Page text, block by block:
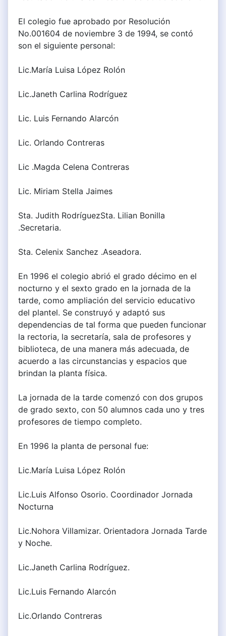
El colegio fue aprobado por Resolución
No.001604 de noviembre 3 de 1994, se contó
son el siguiente personal:
Lic.María Luisa López Rolón
Lic.Janeth Carlina Rodríguez
Lic. Luis Fernando Alarcón
Lic. Orlando Contreras
Lic .Magda Celena Contreras
Lic. Miriam Stella Jaimes
Sta. Judith RodríguezSta. Lilian Bonilla
.Secretaria.
Sta. Celenix Sanchez .Aseadora.
En 1996 el colegio abrió el grado décimo en el
nocturno y el sexto grado en la jornada de la
tarde, como ampliación del servicio educativo
del plantel. Se construyó y adaptó sus
dependencias de tal forma que pueden funcionar
la rectoria, la secretaría, sala de profesores y
biblioteca, de una manera más adecuada, de
acuerdo a las circunstancias y espacios que
brindan la planta física.
La jornada de la tarde comenzó con dos grupos
de grado sexto, con 50 alumnos cada uno y tres
profesores de tiempo completo.
En 1996 la planta de personal fue:
Lic.María Luisa López Rolón
Lic.Luis Alfonso Osorio. Coordinador Jornada
Nocturna
Lic.Nohora Villamizar. Orientadora Jornada Tarde
y Noche.
Lic.Janeth Carlina Rodríguez.
Lic.Luis Fernando Alarcón
Lic.Orlando Contreras